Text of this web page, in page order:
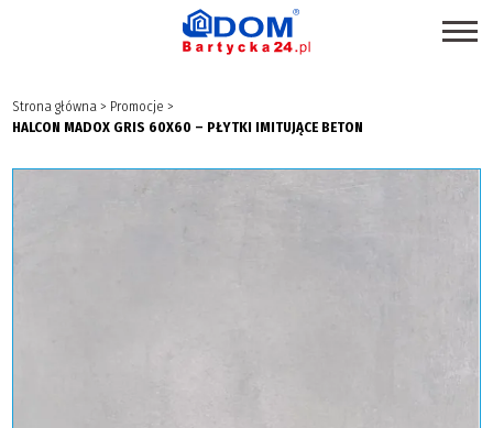
Strona główna > Promocje >
HALCON MADOX GRIS 60X60 – PŁYTKI IMITUJĄCE BETON